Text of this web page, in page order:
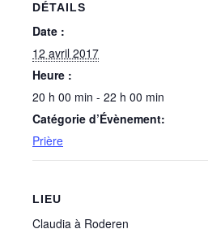
DÉTAILS
Date :
12 avril 2017
Heure :
20 h 00 min - 22 h 00 min
Catégorie d’Évènement:
Prière
LIEU
Claudia à Roderen